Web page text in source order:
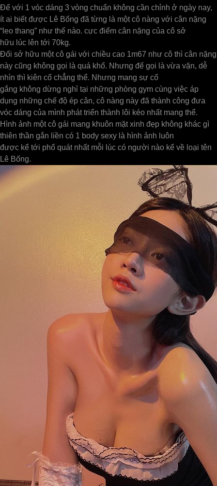
Để với 1 vóc dáng 3 vòng chuẩn không cần chỉnh ở ngày nay,
ít ai biết được Lê Bống đã từng là một cô nàng với cân nặng
“leo thang” như thế nào. cực điểm cân nặng của cô sở
hữu lúc lên tới 70kg.
Đối sở hữu một cô gái với chiều cao 1m67 như cô thì cân nặng
này cũng không gọi là quá khổ. Nhưng để gọi là vừa vặn, dễ
nhìn thì kiên cố chẳng thể. Nhưng mang sự cố
gắng không dừng nghỉ tại những phòng gym cùng việc áp
dụng những chế độ ép cân, cô nàng này đã thành công đưa
vóc dáng của mình phát triển thành lôi kéo nhất mang thể.
Hình ảnh một cô gái mang khuôn mặt xinh đẹp không khác gì
thiên thần gắn liền có 1 body sexy là hình ảnh luôn
được kể tới phổ quát nhất mỗi lúc có người nào kể về loại tên
Lê Bống.